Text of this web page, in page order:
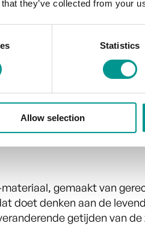
they’ve collected from your
Statistics
Allow selection
design
van de zee, nu met een
ritmes. Met zijn
gemaakt van
doet denken aan de
getijden van de